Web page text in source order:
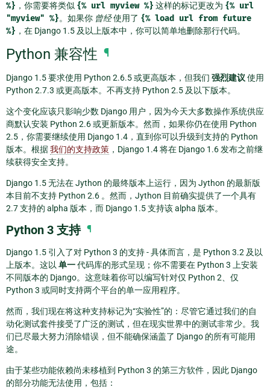
%} ，你需要将类似 {% url myview %} 这样的标记更改为 {% url
"myview" %}。如果你 曾经使用了 {% load url from future
%} ，在 Django 1.5 及以上版本中，你可以简单地删除那行代码。
Python 兼容性 ¶
Django 1.5 要求使用 Python 2.6.5 或更高版本，但我们 强烈建议 使用
Python 2.7.3 或更高版本。不再支持 Python 2.5 及以下版本。
这个变化应该只影响少数 Django 用户，因为今天大多数操作系统供应
商默认安装 Python 2.6 或更新版本。然而，如果你仍在使用 Python
2.5，你需要继续使用 Django 1.4，直到你可以升级到支持的 Python
版本。根据我们的支持政策 ，Django 1.4 将在 Django 1.6 发布之前继
续获得安全支持。
Django 1.5 无法在 Jython 的最终版本上运行，因为 Jython 的最新版
本目前不支持 Python 2.6 。然而，Jython 目前确实提供了一个具有
2.7 支持的 alpha 版本，而 Django 1.5 支持该 alpha 版本。
Python 3 支持 ¶
Django 1.5 引入了对 Python 3 的支持 - 具体而言，是 Python 3.2 及以
上版本。这以 单一代码库的形式呈现；你不需要在 Python 3 上安装
不同版本的 Django。这意味着你可以编写针对仅 Python 2、仅
Python 3 或同时支持两个平台的单一应用程序。
然而，我们现在将这种支持标记为“实验性”的：尽管它通过我们的自
动化测试套件接受了广泛的测试，但在现实世界中的测试非常少。我
们已尽最大努力消除错误，但不能确保涵盖了 Django 的所有可能用
途。
由于某些功能依赖尚未移植到 Python 3 的第三方软件，因此 Django
的部分功能无法使用，包括：